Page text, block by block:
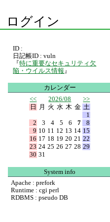
ログイン
ID :
日記帳ID : vuln
『特に重要なセキュリティ欠
陥・ウイルス情報 』
カレンダー
<<
2026/08
>>
日
月 火 水 木 金 土
1
2
3 4 5 6 7
8
9 10 11 12 13 14 15
16 17 18 19 20 21 22
23 24 25 26 27 28 29
30 31
System info
Apache : prefork
Runtime : cgi perl
RDBMS : pseudo DB